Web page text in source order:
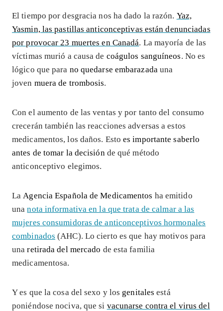
El tiempo por desgracia nos ha dado la razón. Yaz,
Yasmin, las pastillas anticonceptivas están denunciadas
por provocar 23 muertes en Canadá. La mayoría de las
víctimas murió a causa de coágulos sanguíneos. No es
lógico que para no quedarse embarazada una
joven muera de trombosis.
Con el aumento de las ventas y por tanto del consumo
crecerán también las reacciones adversas a estos
medicamentos, los daños. Estoes importante saberlo
antes de tomar la decisión de qué método
anticonceptivo elegimos.
La Agencia Española de Medicamentos ha emitido
unanota informativa en la que trata de calmar a las
mujeres consumidoras de anticonceptivos hormonales
combinados (AHC). Lo cierto es que hay motivos para
unaretirada del mercado de esta familia
medicamentosa.
Y es que la cosa del sexo y los genitales está
poniéndose nociva, que si vacunarse contra el virus del